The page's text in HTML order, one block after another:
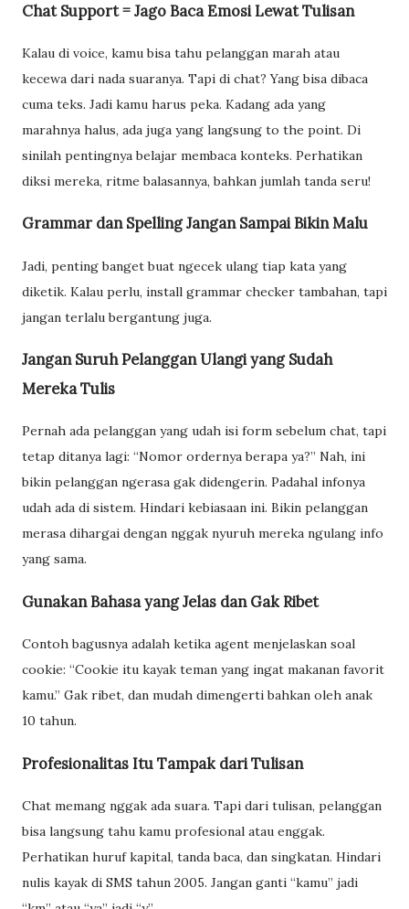
Chat Support = Jago Baca Emosi Lewat Tulisan
Kalau di voice, kamu bisa tahu pelanggan marah atau
kecewa dari nada suaranya. Tapi di chat? Yang bisa dibaca
cuma teks. Jadi kamu harus peka. Kadang ada yang
marahnya halus, ada juga yang langsung to the point. Di
sinilah pentingnya belajar membaca konteks. Perhatikan
diksi mereka, ritme balasannya, bahkan jumlah tanda seru!
Grammar dan Spelling Jangan Sampai Bikin Malu
Jadi, penting banget buat ngecek ulang tiap kata yang
diketik. Kalau perlu, install grammar checker tambahan, tapi
jangan terlalu bergantung juga.
Jangan Suruh Pelanggan Ulangi yang Sudah
Mereka Tulis
Pernah ada pelanggan yang udah isi form sebelum chat, tapi
tetap ditanya lagi: “Nomor ordernya berapa ya?” Nah, ini
bikin pelanggan ngerasa gak didengerin. Padahal infonya
udah ada di sistem. Hindari kebiasaan ini. Bikin pelanggan
merasa dihargai dengan nggak nyuruh mereka ngulang info
yang sama.
Gunakan Bahasa yang Jelas dan Gak Ribet
Contoh bagusnya adalah ketika agent menjelaskan soal
cookie: “Cookie itu kayak teman yang ingat makanan favorit
kamu.” Gak ribet, dan mudah dimengerti bahkan oleh anak
10 tahun.
Profesionalitas Itu Tampak dari Tulisan
Chat memang nggak ada suara. Tapi dari tulisan, pelanggan
bisa langsung tahu kamu profesional atau enggak.
Perhatikan huruf kapital, tanda baca, dan singkatan. Hindari
nulis kayak di SMS tahun 2005. Jangan ganti “kamu” jadi